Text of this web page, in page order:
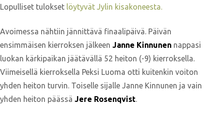
Lopulliset tulokset löytyvät Jylin kisakoneesta.
Avoimessa nähtiin jännittävä finaalipäivä. Päivän
ensimmäisen kierroksen jälkeen Janne Kinnunen nappasi
luokan kärkipaikan jäätävällä 52 heiton (-9) kierroksella.
Viimeisellä kierroksella Peksi Luoma otti kuitenkin voiton
yhden heiton turvin. Toiselle sijalle Janne Kinnunen ja vain
yhden heiton päässä Jere Rosenqvist.